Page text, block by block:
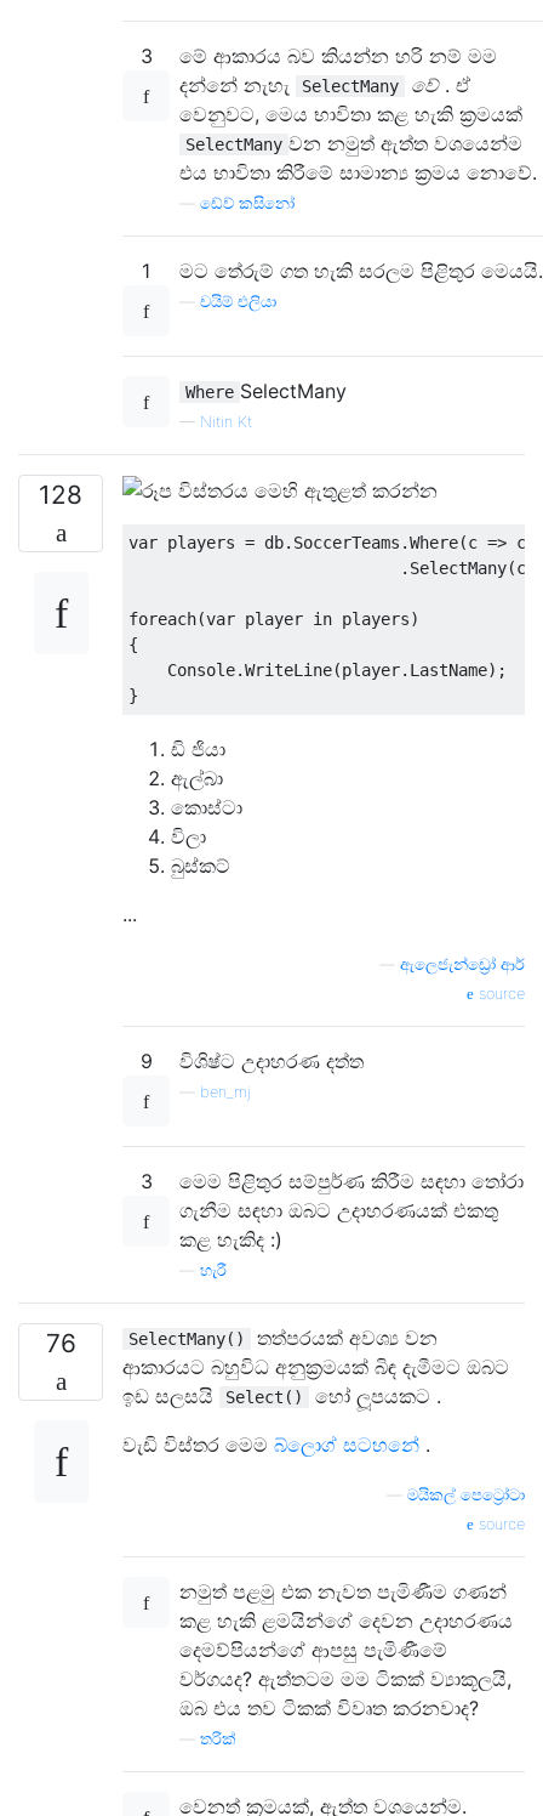
3
මේ ආකාරය බව කියන්න හරි නම් මම
දන්නේ නැහැ
SelectMany වේ. ඒ
වෙනුවට, මෙය භාවිතා කළ හැකි ක්‍රමයක්
SelectMany වන නමුත් ඇත්ත වශයෙන්ම
එය භාවිතා කිරීමේ සාමාන්‍ය ක්‍රමය නොවේ.
ඩේව් කසිනෝ
1 මට තේරුම් ගත හැකි සරලම පිළිතුර මෙයයි.
චයිම් එලියා
Where SelectMany
— Nitin Kt
128
var players = db. SoccerTeams .Where(c => c
. SelectMany(c
foreach(var player in players)
{
Console.WriteLine(player. LastName);
}
ඩි ජියා
ඇල්බා
කොස්ටා
විලා
බුස්කට්
...
ඇලෙජැන්ඩ්‍රෝ ආර්
source
9 විශිෂ්ට උදාහරණ දත්ත
ben_mj
3
මෙම පිළිතුර සම්පුර්ණ කිරීම සඳහා තෝරා
ගැනීම සඳහා ඔබට උදාහරණයක් එකතු
කළ හැකිද :)
හැරී
76 SelectMany()
තත්පරයක් අවශ්‍ය වන
ආකාරයට බහුවිධ අනුක්‍රමයක් බිඳ දැමීමට ඔබට
ඉඩ සලසයි
Select()
හෝ ලූපයකට .
වැඩි විස්තර මෙම බ්ලොග් සටහනේ .
මයිකල් පෙට්‍රෝටා
source
නමුත් පළමු එක නැවත පැමිණීම ගණන්
කළ හැකි ළමයින්ගේ දෙවන උදාහරණය
දෙමව්පියන්ගේ ආපසු පැමිණීමේ
වර්ගයද? ඇත්තටම මම ටිකක් ව්‍යාකූලයි,
ඔබ එය තව ටිකක් විවෘත කරනවාද?
තරික්
වෙනත් ක්‍රමයක්, ඇත්ත වශයෙන්ම.